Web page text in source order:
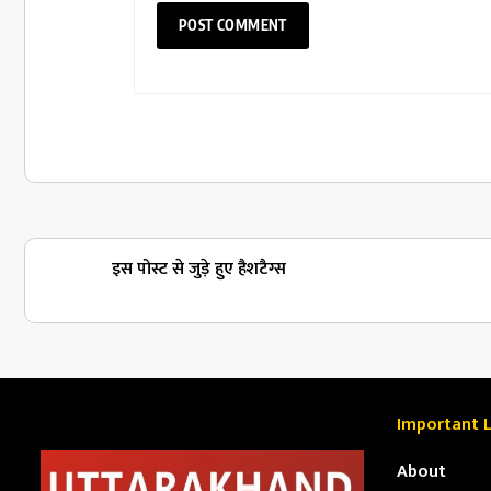
इस पोस्ट से जुड़े हुए हैशटैग्स
Important
About